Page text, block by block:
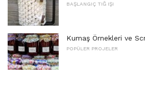
BAŞLANGIÇ ​​TIĞ IŞI
Kumaş Örnekleri ve
POPÜLER PROJELER